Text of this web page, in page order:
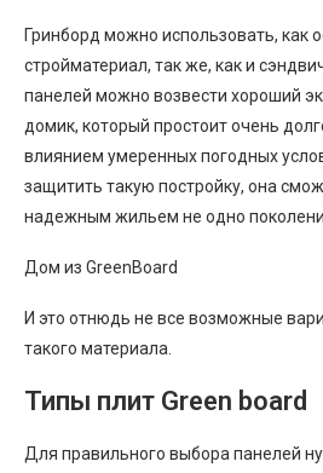
Гринборд можно использовать, как
стройматериал, так же, как и
панелей можно возвести хороший
домик, который простоит очень
влиянием умеренных погодных
защитить такую постройку, она
надежным жильем не одно
Дом из GreenBoard
И это отнюдь не все возможные
такого материала.
Типы плит Green board
Для правильного выбора панелей